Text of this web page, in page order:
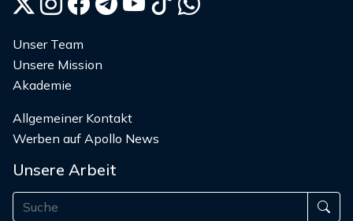
Unser Team
Unsere Mission
Akademie
Allgemeiner Kontakt
Werben auf Apollo News
Unsere Arbeit